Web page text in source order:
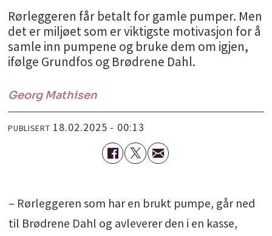
Rørleggeren får betalt for gamle pumper. Men
det er miljøet som er viktigste motivasjon for å
samle inn pumpene og bruke dem om igjen,
ifølge Grundfos og Brødrene Dahl.
Georg Mathisen
PUBLISERT 18.02.2025 - 00:13
– Rørleggeren som har en brukt pumpe, går ned
til Brødrene Dahl og avleverer den i en kasse,